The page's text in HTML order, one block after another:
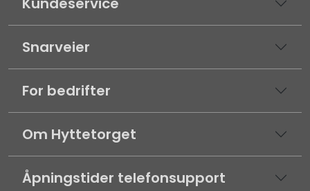
Snarveier
For bedrifter
Om Hyttetorget
Åpningstider telefonsupport